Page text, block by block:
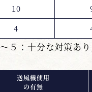
10
4
５：十分な対策あ
送風機使用
の有無